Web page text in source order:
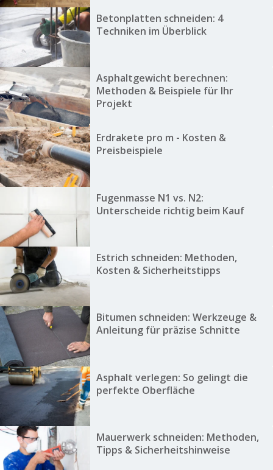
Betonplatten schneiden: 4
Techniken im Überblick
Asphaltgewicht berechnen:
Methoden & Beispiele für Ihr
Projekt
Erdrakete pro m - Kosten &
Preisbeispiele
Fugenmasse N1 vs. N2:
Unterscheide richtig beim Kauf
Estrich schneiden: Methoden,
Kosten & Sicherheitstipps
Bitumen schneiden: Werkzeuge &
Anleitung für präzise Schnitte
Asphalt verlegen: So gelingt die
perfekte Oberfläche
Mauerwerk schneiden: Methoden,
Tipps & Sicherheitshinweise